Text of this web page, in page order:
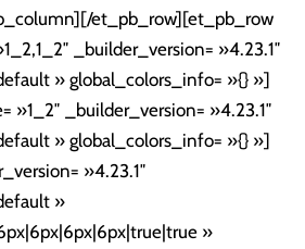
et_pb_row][et_pb_row
_builder_version= »4.23.1″
» global_colors_info= »{} »]
»1_2″ _builder_version= »4.23.1″
» global_colors_info= »{} »]
»4.23.1″
»
»